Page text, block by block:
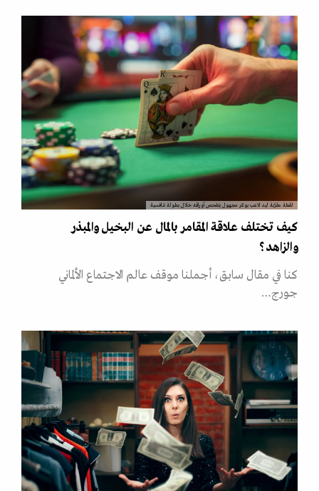
لقطة مقرّبة ليد لاعب بوكر مجهول يتفحص أوراقه خلال بطولة تنافسية
كيف تختلف علاقة المقامر بالمال عن البخيل والمبذر
والزاهد؟
كنا في مقال سابق، أجملنا موقف عالم الاجتماع الألماني
جورج…